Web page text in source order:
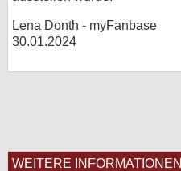
Lena Donth - myFanbase
30.01.2024
WEITERE INFORMATIONEN